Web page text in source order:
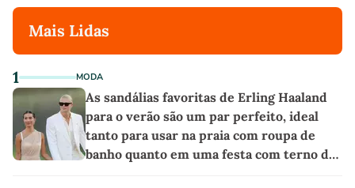
Mais Lidas
1 MODA
As sandálias favoritas de Erling Haaland
para o verão são um par perfeito, ideal
tanto para usar na praia com roupa de
banho quanto em uma festa com terno de